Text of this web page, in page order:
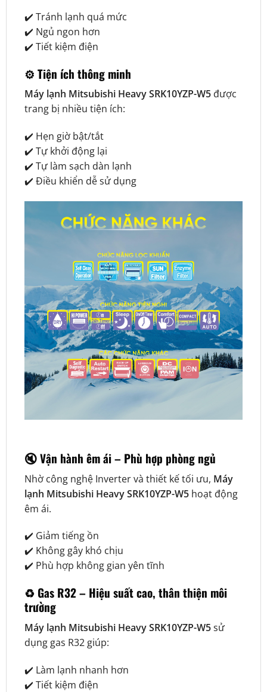
✔️ Tránh lạnh quá mức
✔️ Ngủ ngon hơn
✔️ Tiết kiệm điện
⚙️ Tiện ích thông minh
Máy lạnh Mitsubishi Heavy SRK10YZP-W5được
trang bị nhiều tiện ích:
✔️ Hẹn giờ bật/tắt
✔️ Tự khởi động lại
✔️ Tự làm sạch dàn lạnh
✔️ Điều khiển dễ sử dụng
🔇 Vận hành êm ái – Phù hợp phòng ngủ
Nhờ công nghệ Inverter và thiết kế tối ưu, Máy
lạnh Mitsubishi Heavy SRK10YZP-W5hoạt động
êm ái.
✔️ Giảm tiếng ồn
✔️ Không gây khó chịu
✔️ Phù hợp không gian yên tĩnh
♻️ Gas R32 – Hiệu suất cao, thân thiện môi
trường
Máy lạnh Mitsubishi Heavy SRK10YZP-W5sử
dụng gas R32 giúp:
✔️ Làm lạnh nhanh hơn
✔️ Tiết kiệm điện